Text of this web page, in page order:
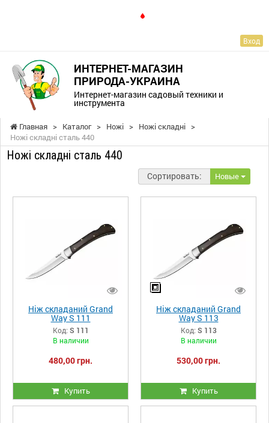
Вход
ИНТЕРНЕТ-МАГАЗИН
ПРИРОДА-УКРАИНА
Интернет-магазин садовый техники и
инструмента
Главная > Каталог > Ножі > Ножі складні >
Ножі складні сталь 440
Ножі складні сталь 440
Сортировать: Новые
Ніж складаний Grand
Way S 111
Код: S 111
В наличии
480,00 грн.
Купить
Ніж складаний Grand
Way S 113
Код: S 113
В наличии
530,00 грн.
Купить